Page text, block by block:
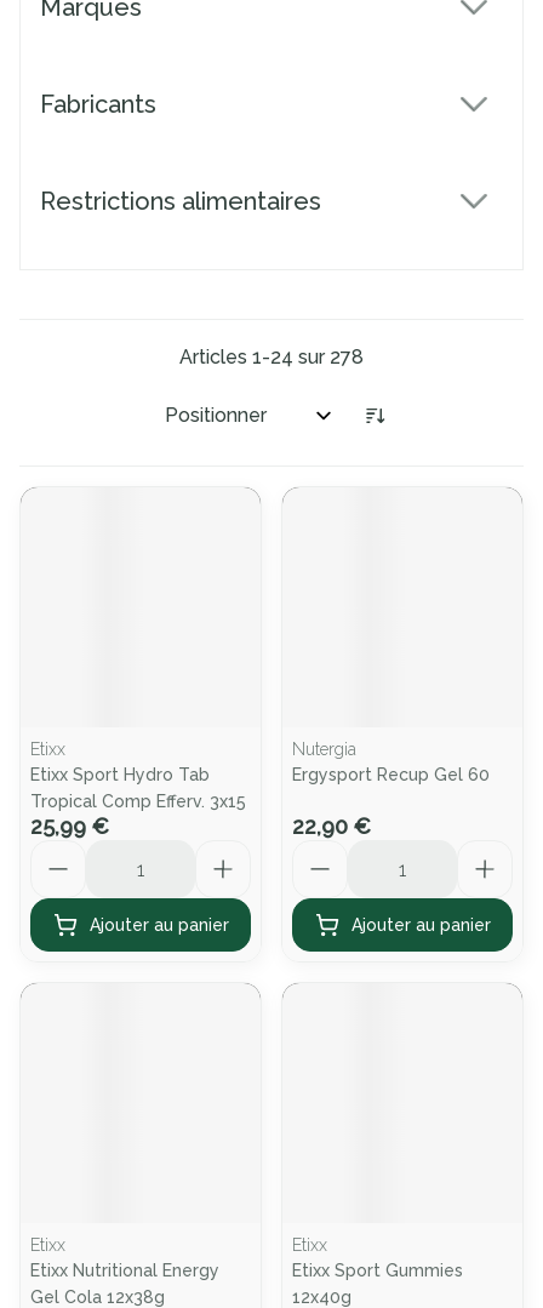
Marques
Fabricants
Restrictions alimentaires
Articles 1-24 sur 278
Trier par:
Etixx
Etixx Sport Hydro Tab
Tropical Comp Efferv. 3x15
25,99 €
Ajouter au panier
Nutergia
Ergysport Recup Gel 60
22,90 €
Ajouter au panier
Etixx
Etixx Nutritional Energy
Gel Cola 12x38g
Etixx
Etixx Sport Gummies
12x40g